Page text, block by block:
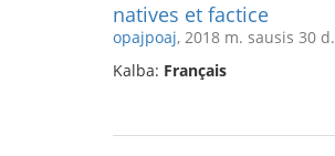
natives et factice
opajpoaj, 2018 m. sausis 30 d.
Kalba: Français